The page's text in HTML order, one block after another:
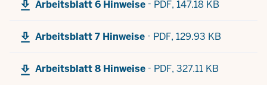
Arbeitsblatt 6 Hinweise - PDF, 147.18 KB
Arbeitsblatt 7 Hinweise - PDF, 129.93 KB
Arbeitsblatt 8 Hinweise - PDF, 327.11 KB